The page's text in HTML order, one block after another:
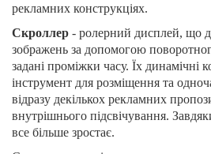
рекламних конструкціях.
Скроллер - ролерний дисплей, що
зображень за допомогою
задані проміжки часу. Їх динамічні
інструмент для розміщення та
відразу декількох рекламних
внутрішнього підсвічування.
все більше зростає.